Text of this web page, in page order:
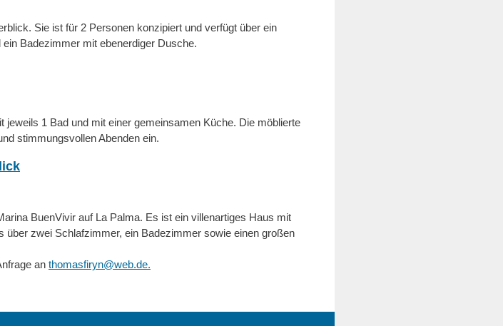
Sie ist für 2 Personen konzipiert und verfügt über ein
Badezimmer mit ebenerdiger Dusche.
1 Bad und mit einer gemeinsamen Küche. Die möblierte
stimmungsvollen Abenden ein.
BuenVivir auf La Palma. Es ist ein villenartiges Haus mit
zwei Schlafzimmer, ein Badezimmer sowie einen großen
an thomasfiryn@web.de.